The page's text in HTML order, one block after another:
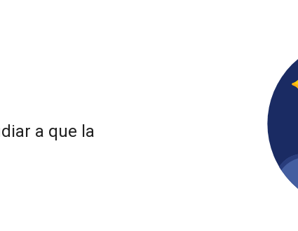
a que la